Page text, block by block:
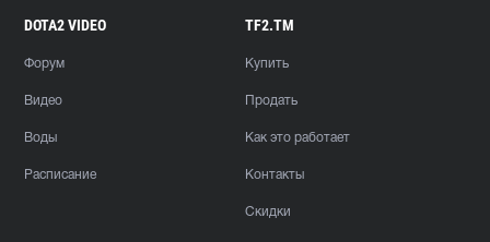
DOTA2 VIDEO
Форум
Видео
Воды
Расписание
TF2.TM
Купить
Продать
Как это работает
Контакты
Скидки